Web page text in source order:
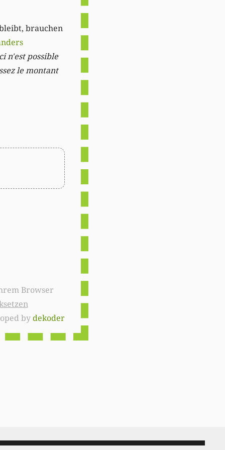
brauchen
n'est possible
le montant
bydekoder